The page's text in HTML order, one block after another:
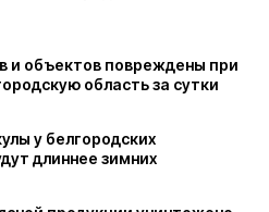
и объектов повреждены при
область за сутки
у белгородских
длиннее зимних